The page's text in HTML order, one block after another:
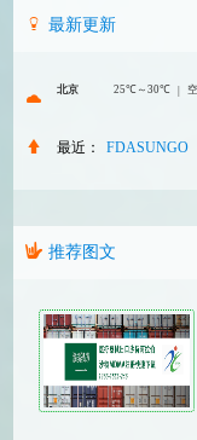
最新更新
最近： FDASUNGO
推荐图文